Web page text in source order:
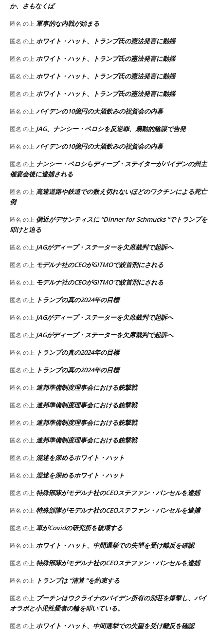
か、さもなくば
匿名 の上軍事的な内戦が始まる
匿名 の上ホワイト・ハット、トランプ氏の憲法発言に動揺
匿名 の上ホワイト・ハット、トランプ氏の憲法発言に動揺
匿名 の上ホワイト・ハット、トランプ氏の憲法発言に動揺
匿名 の上ホワイト・ハット、トランプ氏の憲法発言に動揺
匿名 の上バイデンの10億円の大酒飲みの祝賀会の内幕
匿名 の上 JAG、ナンシー・ペロシを反逆罪、扇動的陰謀で告発
匿名 の上バイデンの10億円の大酒飲みの祝賀会の内幕
匿名 の上 ナンシー・ペロシらディープ・ステイターがバイデンの州主
催宴会後に逮捕される
匿名 の上 高速道路や鉄道での数え切れないほどのワクチンによる死亡
例
匿名 の上 側近がデサンティスに “Dinner for Schmucks “でトランプを
叩けと迫る
匿名 の上 JAGがディープ・ステーターを欠席裁判で起訴へ
匿名 の上 モデルナ社のCEOがGITMOで絞首刑にされる
匿名 の上 モデルナ社のCEOがGITMOで絞首刑にされる
匿名 の上 トランプの真の2024年の目標
匿名 の上 JAGがディープ・ステーターを欠席裁判で起訴へ
匿名 の上 JAGがディープ・ステーターを欠席裁判で起訴へ
匿名 の上 トランプの真の2024年の目標
匿名 の上 トランプの真の2024年の目標
匿名 の上連邦準備制度理事会における銃撃戦
匿名 の上連邦準備制度理事会における銃撃戦
匿名 の上連邦準備制度理事会における銃撃戦
匿名 の上連邦準備制度理事会における銃撃戦
匿名 の上 混迷を深めるホワイト・ハット
匿名 の上 混迷を深めるホワイト・ハット
匿名 の上特殊部隊がモデルナ社のCEOステファン・バンセルを逮捕
匿名 の上特殊部隊がモデルナ社のCEOステファン・バンセルを逮捕
匿名 の上軍がCovidの研究所を破壊する
匿名 の上ホワイト・ハット、中間選挙での失望を受け離反を確認
匿名 の上特殊部隊がモデルナ社のCEOステファン・バンセルを逮捕
匿名 の上 トランプは “清算 “を約束する
匿名 の上 プーチンはウクライナのバイデン所有の別荘を爆撃し、バイ
オラボと小児性愛者の輪を叩いている。
匿名 の上ホワイト・ハット、中間選挙での失望を受け離反を確認